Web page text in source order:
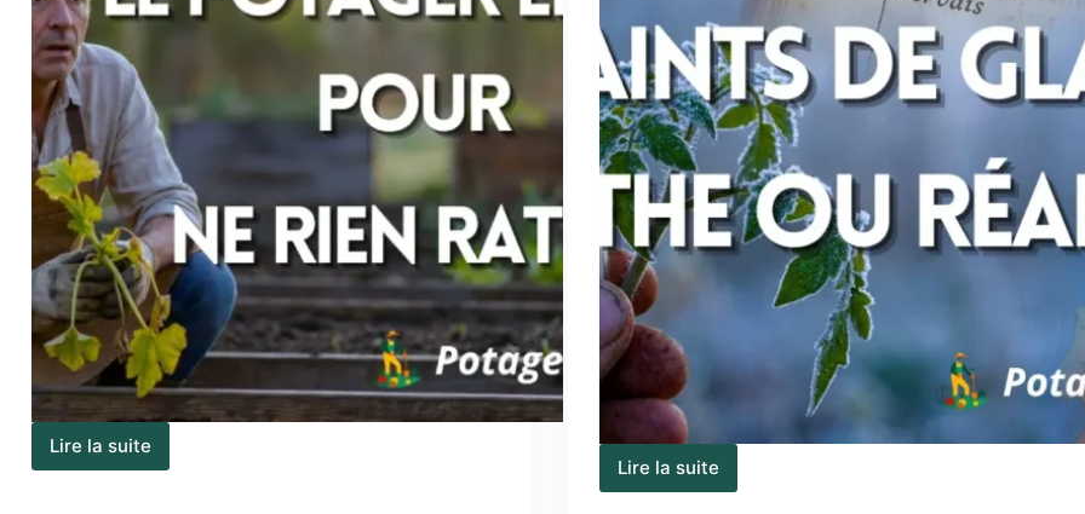
Lire la suite
Les
travaux
Lire la suite
Saints
de